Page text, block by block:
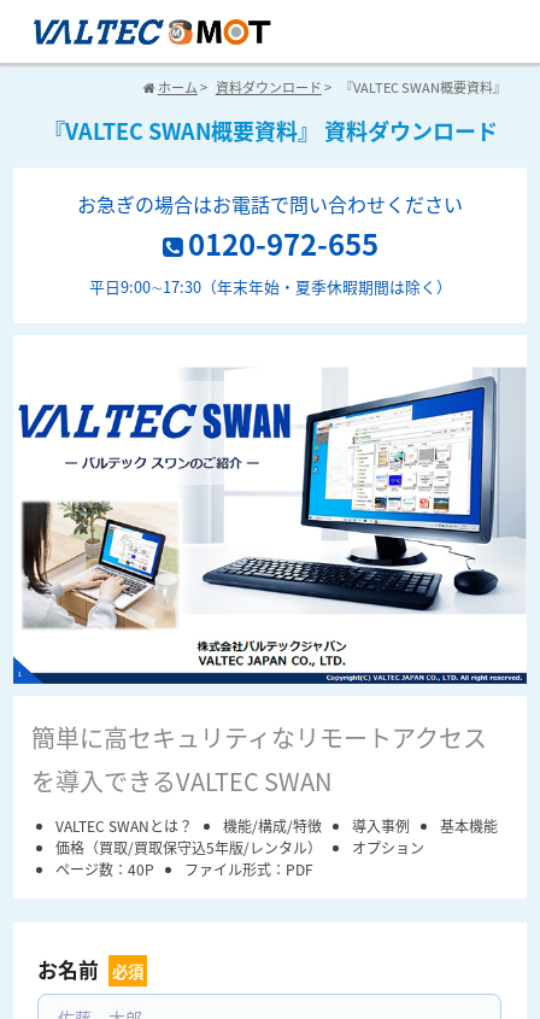
ホーム> 資料ダウンロード> 『VALTEC SWAN概要資料』
『VALTEC SWAN概要資料』 資料ダウンロード
お急ぎの場合はお電話で問い合わせください
0120-972-655
平日9:00∼17:30（年末年始・夏季休暇期間は除く）
簡単に高セキュリティなリモートアクセス
を導入できるVALTEC SWAN
VALTEC SWANとは？ 機能/構成/特徴 導入事例
基本機能
価格（買取/買取保守込5年版/レンタル）
オプション
ページ数：40P
ファイル形式：PDF
お名前 必須